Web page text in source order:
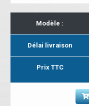
Modèle :
Délai livraison
Prix TTC